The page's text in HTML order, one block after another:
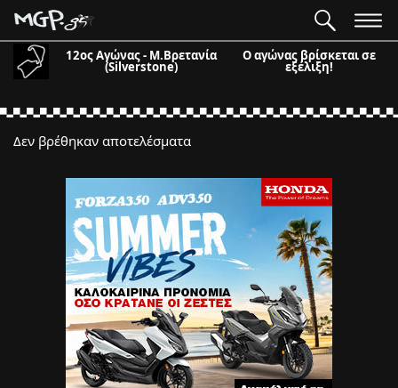
12ος Αγώνας - Μ.Βρετανία
(Silverstone)
Ο αγώνας βρίσκεται σε
εξέλιξη!
Δεν βρέθηκαν αποτελέσματα